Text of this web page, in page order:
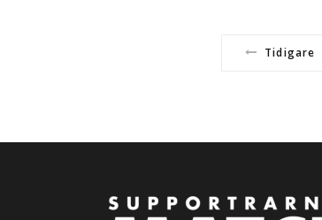
Tidigare